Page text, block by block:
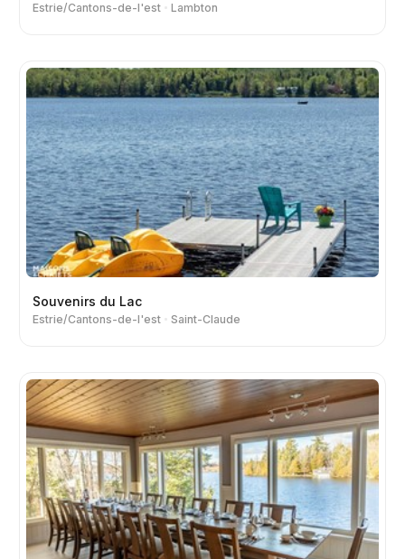
Estrie/Cantons-de-l'est Lambton
Souvenirs du Lac
Estrie/Cantons-de-l'est Saint-Claude